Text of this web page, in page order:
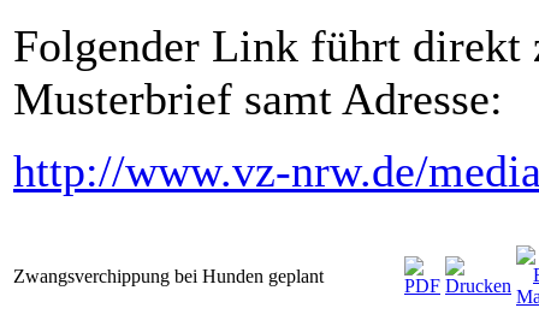
Folgender Link führt direkt
Musterbrief samt Adresse:
http://www.vz-nrw.de/
Zwangsverchippung bei Hunden geplant